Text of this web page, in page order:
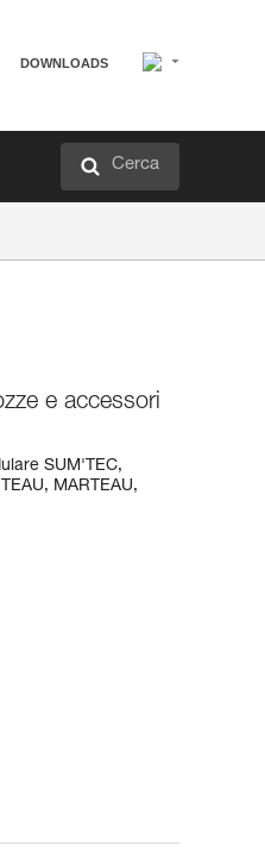
DOWNLOADS
Cerca
e accessori
SUM'TEC,
MARTEAU,